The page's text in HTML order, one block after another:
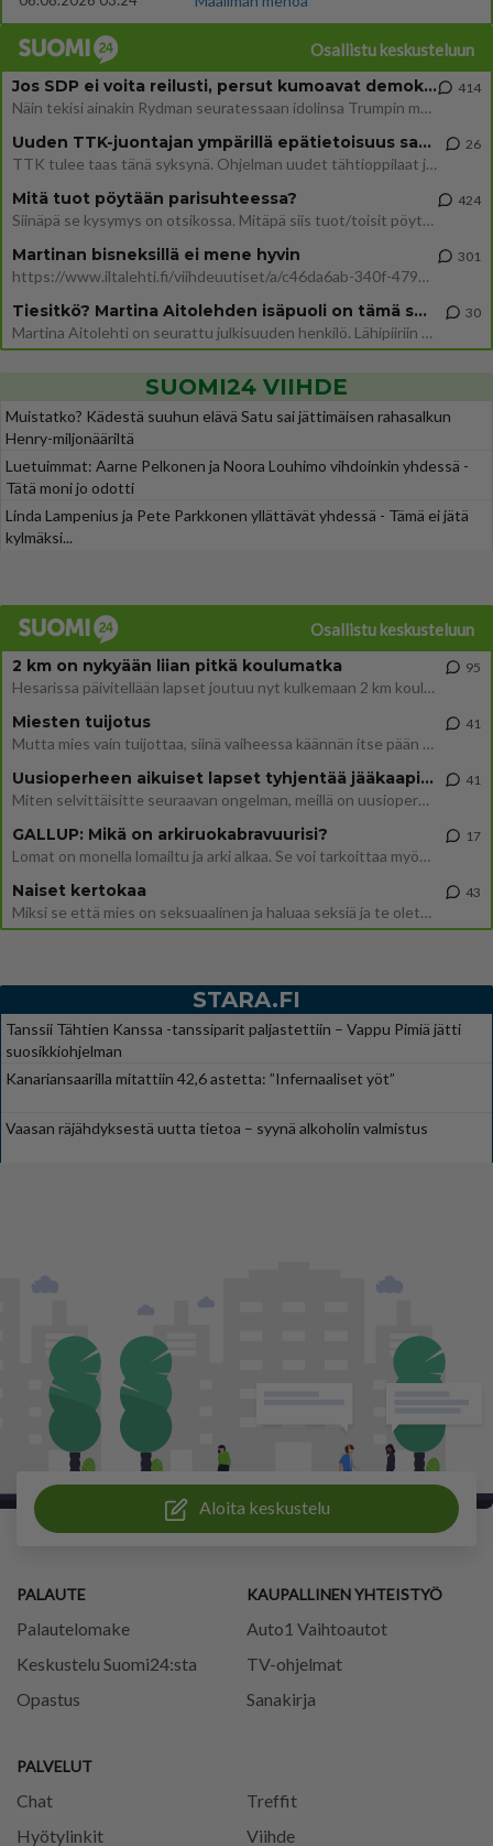
Osallistu keskusteluun
Jos SDP ei voita reilusti, persut kumoavat demokratian Suomesta
Näin tekisi ainakin Rydman seuratessaan idolinsa Trumpin mallia https://www.is.fi/politiikka/art-2000012187244.html
414
Uuden TTK-juontajan ympärillä epätietoisuus sakenee - Nyt MTV hämmentää soppaa
TTK tulee taas tänä syksynä. Ohjelman uudet tähtioppilaat julkistetaan torstaina 6. elokuuta klo 14 alkavassa lehdistö
26
Mitä tuot pöytään parisuhteessa?
Siinäpä se kysymys on otsikossa. Mitäpä siis tuot/toisit pöytään parisuhteessa? Oletko mies vai nainen? Koetko sen mitä
424
Martinan bisneksillä ei mene hyvin
https://www.iltalehti.fi/viihdeuutiset/a/c46da6ab-340f-4790-aaa7-0865eed2336 Yrityksen konkurssihakemus on tullut kärä
301
Tiesitkö? Martina Aitolehden isäpuoli on tämä suosittu laulaja
Martina Aitolehti on seurattu julkisuuden henkilö. Lähipiiriin mahtuu muitakin tunnettuja henkilöitä. Tiesitkö, että Ma
30
SUOMI24 VIIHDE
Muistatko? Kädestä suuhun elävä Satu sai jättimäisen rahasalkun
Henry-miljonääriltä
Luetuimmat: Aarne Pelkonen ja Noora Louhimo vihdoinkin yhdessä -
Tätä moni jo odotti
Linda Lampenius ja Pete Parkkonen yllättävät yhdessä - Tämä ei jätä
kylmäksi...
Osallistu keskusteluun
2 km on nykyään liian pitkä koulumatka
Hesarissa päivitellään lapset joutuu nyt kulkemaan 2 km kouluun jösses. Ruostefillarilla tuo matka menee vaikka miten äk
95
Miesten tuijotus
Mutta mies vain tuijottaa, siinä vaiheessa käännän itse pään pois. Mikä juttu? Yleensä jos joku tuijottaa tai katsoo, hä
41
Uusioperheen aikuiset lapset tyhjentää jääkaapin käydessään
Miten selvittäisitte seuraavan ongelman, meillä on uusioperhe, minulla teini-ikäiset lapset ja puolisolla aikuiset, jotk
41
GALLUP: Mikä on arkiruokabravuurisi?
Lomat on monella lomailtu ja arki alkaa. Se voi tarkoittaa myös sitä, että grillailut on grillattu ja palataan arjen ruo
17
Naiset kertokaa
Miksi se että mies on seksuaalinen ja haluaa seksiä ja te olette hänen mielestänne haluttava on vastenmielistä? Mikä sii
43
STARA.FI
Tanssii Tähtien Kanssa -tanssiparit paljastettiin – Vappu Pimiä jätti
suosikkiohjelman
Kanariansaarilla mitattiin 42,6 astetta: ”Infernaaliset yöt”
Vaasan räjähdyksestä uutta tietoa – syynä alkoholin valmistus
Aloita keskustelu
PALAUTE
Palautelomake
Keskustelu Suomi24:sta
Opastus
PALVELUT
Chat
Treffit
Hyötylinkit
Viihde
KAUPALLINEN YHTEISTYÖ
Auto1 Vaihtoautot
TV-ohjelmat
Sanakirja